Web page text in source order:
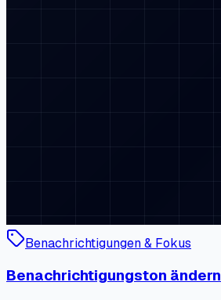
Benachrichtigungen & Fokus
Benachrichtigungston ändern